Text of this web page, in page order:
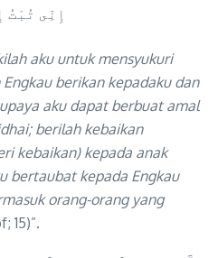
إِنِّى تُبْتُ
aku untuk mensyukuri
berikan kepadaku dan
aku dapat berbuat amal
berilah kebaikan
kebaikan) kepada anak
bertaubat kepada Engkau
orang-orang yang
15)”.